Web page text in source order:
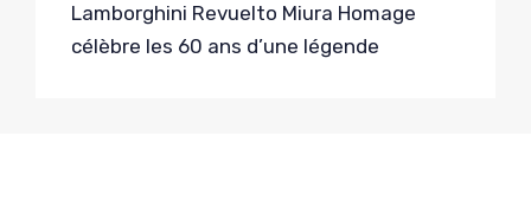
Lamborghini Revuelto Miura Homage
célèbre les 60 ans d’une légende